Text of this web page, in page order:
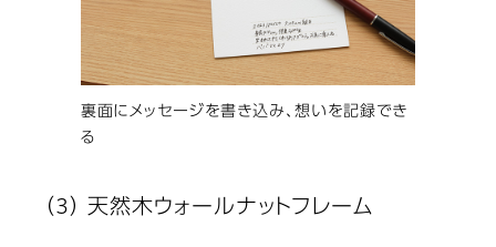
裏面にメッセージを書き込み、想いを記録でき
る
（3） 天然木ウォールナットフレーム